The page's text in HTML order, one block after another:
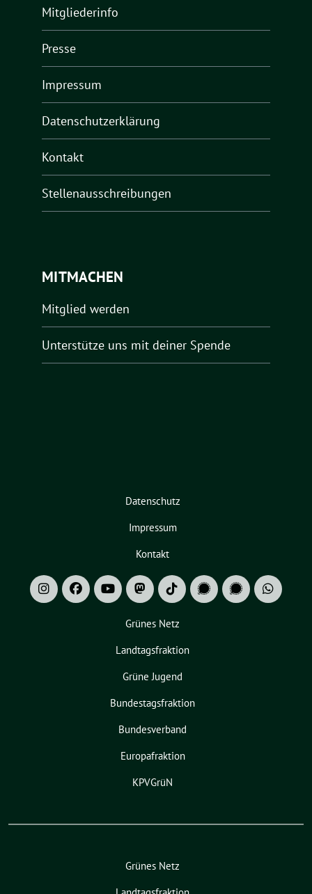
Mitgliederinfo
Presse
Impressum
Datenschutzerklärung
Kontakt
Stellenausschreibungen
MITMACHEN
Mitglied werden
Unterstütze uns mit deiner Spende
Datenschutz
Impressum
Kontakt
Grünes Netz
Landtagsfraktion
Grüne Jugend
Bundestagsfraktion
Bundesverband
Europafraktion
KPVGrüN
Grünes Netz